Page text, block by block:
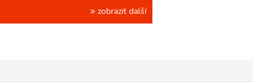
zobrazit další